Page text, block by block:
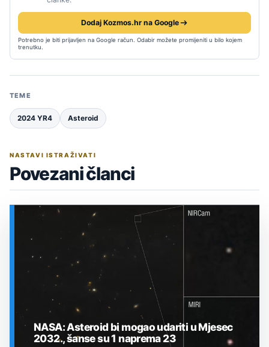
Dodaj Kozmos.hr na Google
Potrebno je biti prijavljen na Google račun. Odabir možete promijeniti u bilo kojem
trenutku.
TEME
2024 YR4 Asteroid
NASTAVI ISTRAŽIVATI
Povezani članci
NASA: Asteroid bi mogao udariti u Mjesec
2032., šanse su 1 naprema 23